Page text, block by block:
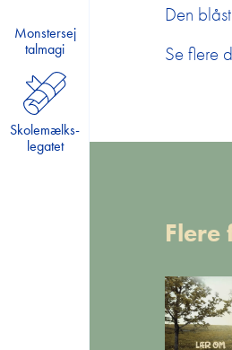
Monstersej
talmagi
Skolemælks-
legatet
Slip kreativiteten løs!
Skolemælkslegatet
Skolemælkens Dag 2025
Tilmelding til nyhedsbrev
Den
Se flere
Flere